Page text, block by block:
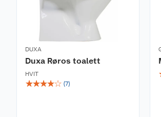
DUXA
Duxa Røros toalett
HVIT
☆☆☆☆☆ (7)